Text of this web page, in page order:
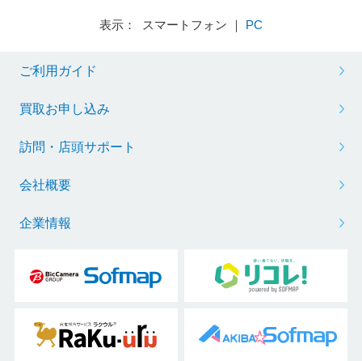
表示： スマートフォン ｜ PC
ご利用ガイド
買取お申し込み
訪問・店頭サポート
会社概要
企業情報